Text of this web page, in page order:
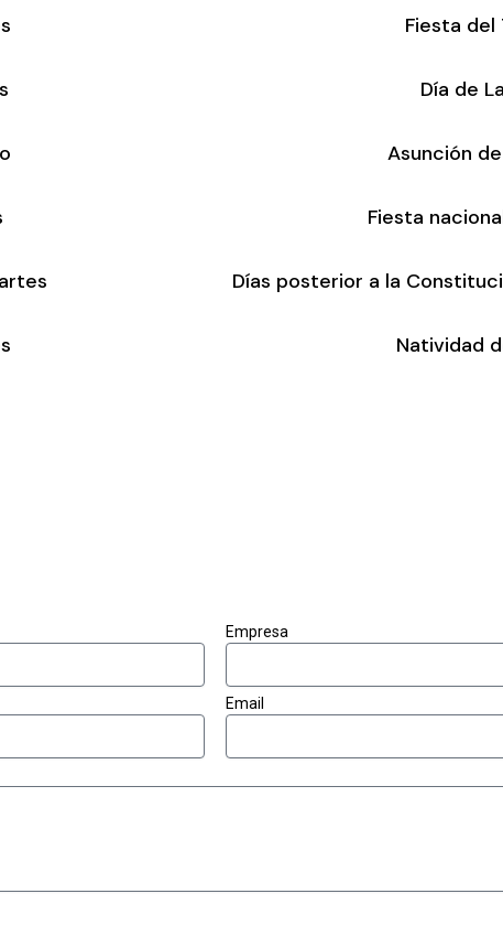
Fiesta del
Día de
Asunción
Fiesta
Días posterior a la
Natividad
Empresa
Email